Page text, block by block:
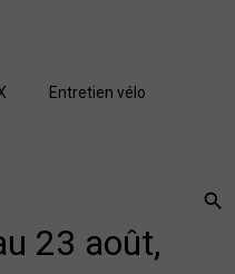
Entretien vélo
23 août,
search